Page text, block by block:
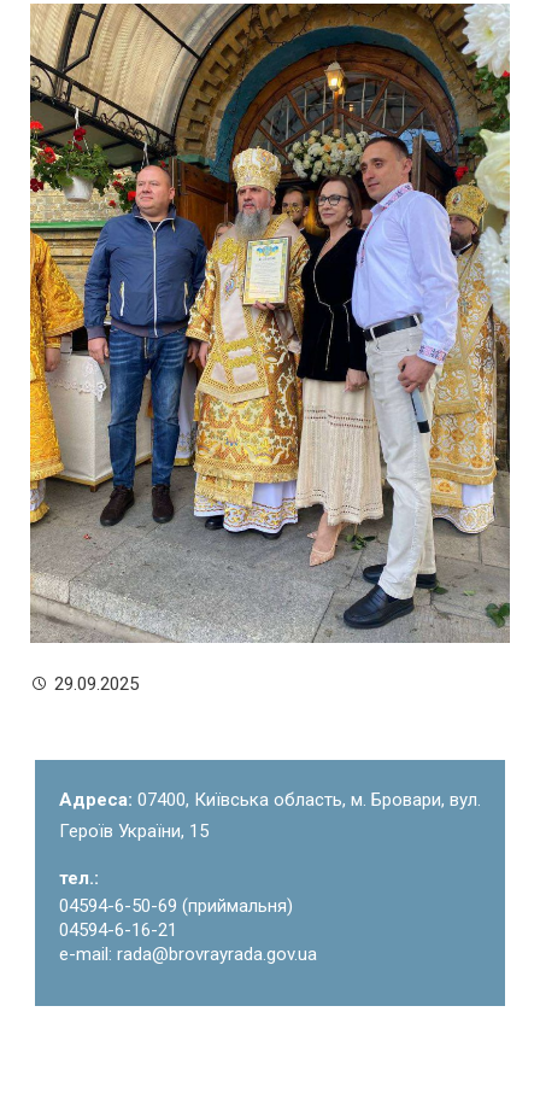
29.09.2025
Адреса: 07400, Київська область, м. Бровари, вул.
Героїв України, 15
тел.:
04594-6-50-69 (приймальня)
04594-6-16-21
e-mail: rada@brovrayrada.gov.ua